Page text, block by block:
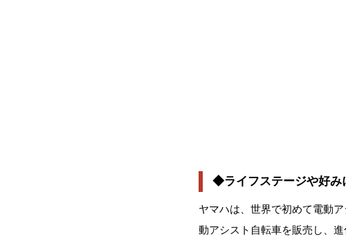
◆ライフステージや好み
ヤマハは、世界で初めて電動
動アシスト自転車を販売し、